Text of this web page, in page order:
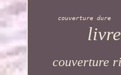
couverture dure
couverture